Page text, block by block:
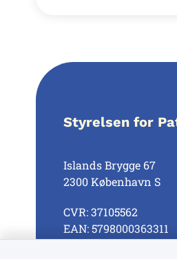
Styrelsen for
Islands Brygge 67
2300 København S
CVR: 37105562
EAN: 5798000363311